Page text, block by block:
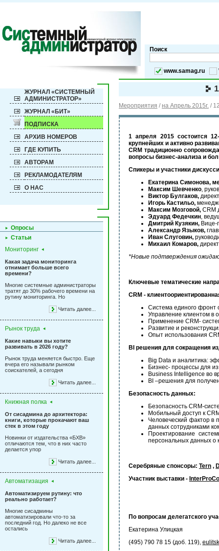
Поиск
www.samag.ru
ЖУРНАЛ «СИСТЕМНЫЙ
АДМИНИСТРАТОР»
ЖУРНАЛ «БИТ»
ПОДПИСКА
АРХИВ НОМЕРОВ
ГДЕ КУПИТЬ
АВТОРАМ
РЕКЛАМОДАТЕЛЯМ
О НАС
Опросы
Статьи
Мониторинг
Какая задача мониторинга
отнимает больше всего
времени?
Многие системные администраторы
тратят до 30% рабочего времени на
рутину мониторинга. Но
Читать далее...
Рынок труда
Какие навыки вы хотите
развивать в 2026 году?
Рынок труда меняется быстро. Еще
вчера его называли рынком
соискателей, а сегодня
Читать далее...
Книжная полка
От сисадмина до архитектора:
книги, которые прокачают ваш
стек в этом году
Новинки от издательства «БХВ»
отличаются тем, что в них часто
делается упор
Читать далее...
Автоматизация
Автоматизируем рутину: что
реально работает?
Многие сисадмины
автоматизировали что-то за
последний год. Но далеко не все
остались
Читать далее...
Мероприятия / на Апрель 2015г. /
1 апреля 2015 состоится
крупнейших и активно
CRM традиционно
вопросы бизнес-анализа и
Спикеры и участники
Екатерина Симонова,
Максим Шевченко,
Виктор Булгаков,
Игорь Кастильо,
Максим Мозговой, CRM
Эдуард Федечкин,
Дмитрий Кузякин, Вице-
Александр Языков,
Иван Слуговин,
Михаил Комаров,
*Новые подтверждения
Ключевые тематические
CRM -
Система единого
Управление клиентом в
Применение CRM-
Развитие и
Опыт использования
BI решения для сокращения
Big Data и аналитика:
Бизнес- процессы для
Business Intelligenсe во
BI –решения для
Безопасность данных:
Безопасность CRM-
Мобильный доступ к
Человеческий фактор в
данных сотрудниками
Проектирование
персональных данных о
Серебряные спонсоры: Tern ,
Участник выставки -
По вопросам делегатского
Екатерина Улицкая
(495) 790 78 15 (доб. 119),